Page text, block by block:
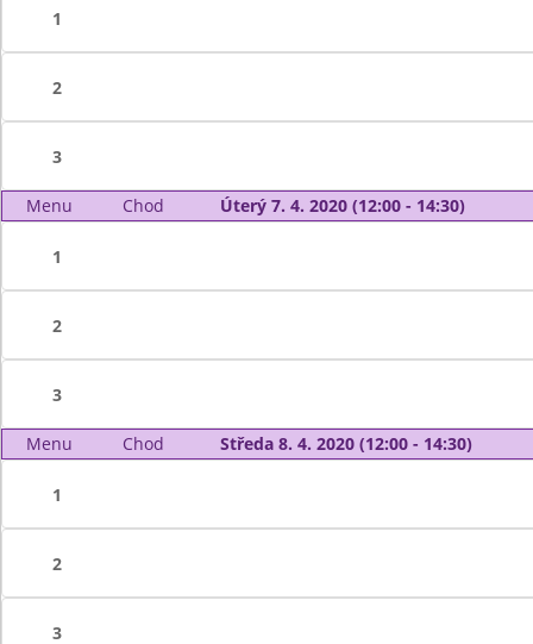
1
2
3
Menu Chod Úterý 7. 4. 2020 (12:00 - 14:30)
1
2
3
Menu Chod Středa 8. 4. 2020 (12:00 - 14:30)
1
2
3